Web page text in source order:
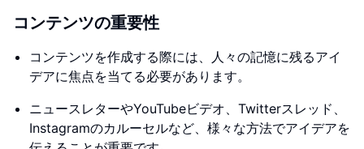
コンテンツの重要性
コンテンツを作成する際には、人々の記憶に残るアイ
デアに焦点を当てる必要があります。
ニュースレターやYouTubeビデオ、Twitterスレッド、
Instagramのカルーセルなど、様々な方法でアイデアを